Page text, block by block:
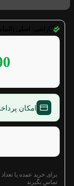
امکان
برای خرید عمده یا
تماس بگیرند